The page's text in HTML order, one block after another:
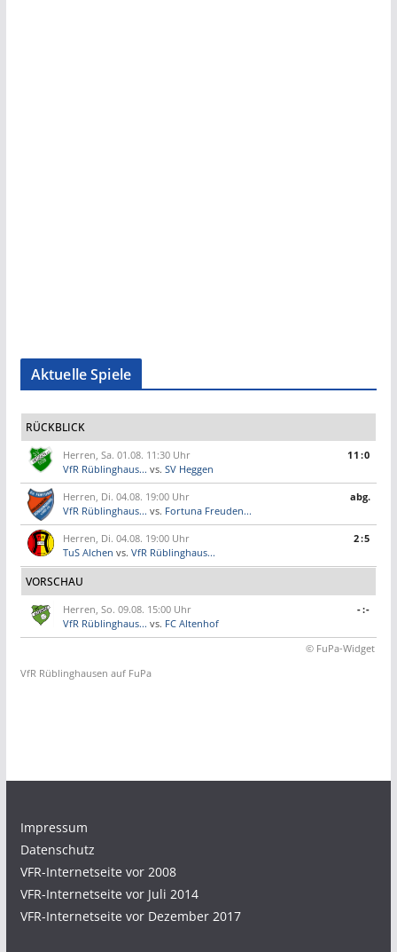
Aktuelle Spiele
RÜCKBLICK
Herren, Sa. 01.08. 11:30 Uhr
VfR Rüblinghaus... vs. SV Heggen
11:0
Herren, Di. 04.08. 19:00 Uhr
VfR Rüblinghaus... vs. Fortuna Freuden...
abg.
Herren, Di. 04.08. 19:00 Uhr
TuS Alchen vs. VfR Rüblinghaus...
2:5
VORSCHAU
Herren, So. 09.08. 15:00 Uhr
VfR Rüblinghaus... vs. FC Altenhof
-:-
© FuPa-Widget
VfR Rüblinghausen auf FuPa
Impressum
Datenschutz
VFR-Internetseite vor 2008
VFR-Internetseite vor Juli 2014
VFR-Internetseite vor Dezember 2017